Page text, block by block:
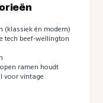
(klassiek én modern)
tech beef-wellington
ramen houdt
voor vintage